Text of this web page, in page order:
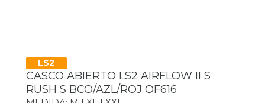
LS2
CASCO ABIERTO LS2 AIRFLOW II S
RUSH S BCO/AZL/ROJ OF616